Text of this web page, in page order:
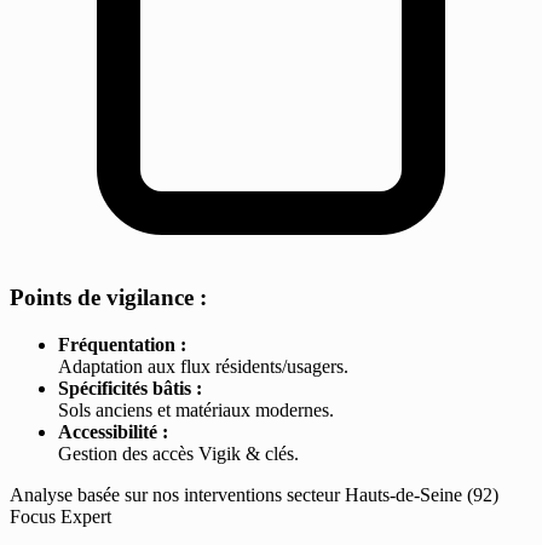
Points de vigilance :
Fréquentation :
Adaptation aux flux résidents/usagers.
Spécificités bâtis :
Sols anciens et matériaux modernes.
Accessibilité :
Gestion des accès Vigik & clés.
Analyse basée sur nos interventions secteur Hauts-de-Seine (92)
Focus Expert